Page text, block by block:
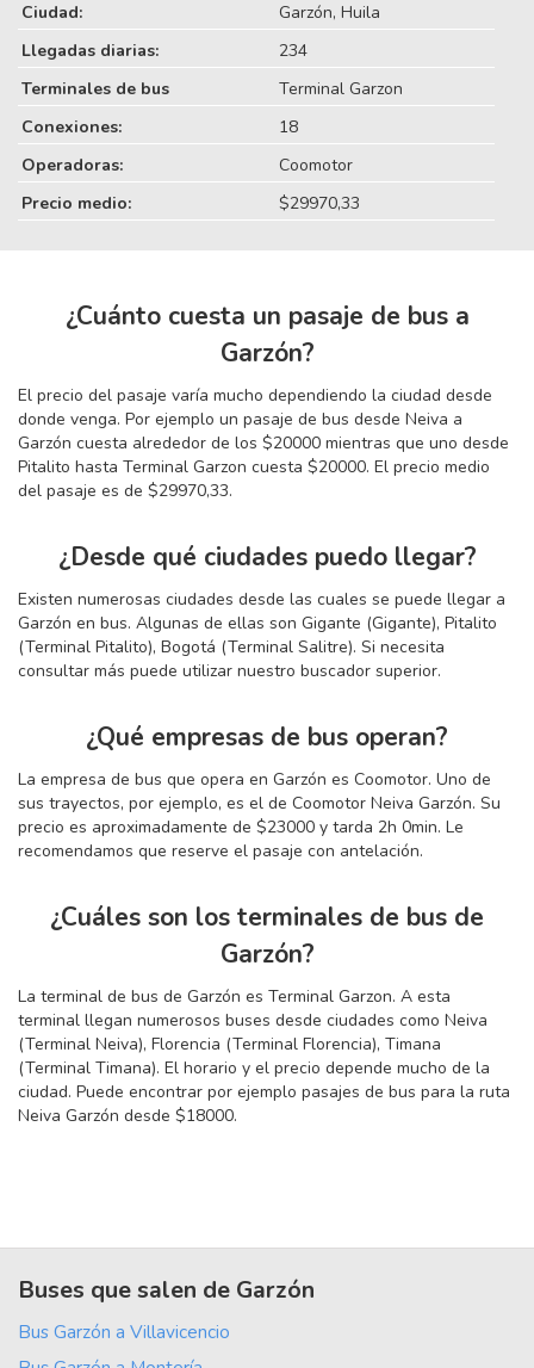
Ciudad:
Garzón, Huila
Llegadas diarias:
234
Terminales de bus
Terminal Garzon
Conexiones:
18
Operadoras:
Coomotor
Precio medio:
$29970,33
¿Cuánto cuesta un pasaje de bus a
Garzón?
El precio del pasaje varía mucho dependiendo la ciudad desde
donde venga. Por ejemplo un pasaje de bus desde Neiva a
Garzón cuesta alrededor de los $20000 mientras que uno desde
Pitalito hasta Terminal Garzon cuesta $20000. El precio medio
del pasaje es de $29970,33.
¿Desde qué ciudades puedo llegar?
Existen numerosas ciudades desde las cuales se puede llegar a
Garzón en bus. Algunas de ellas son Gigante (Gigante), Pitalito
(Terminal Pitalito), Bogotá (Terminal Salitre). Si necesita
consultar más puede utilizar nuestro buscador superior.
¿Qué empresas de bus operan?
La empresa de bus que opera en Garzón es Coomotor. Uno de
sus trayectos, por ejemplo, es el de Coomotor Neiva Garzón. Su
precio es aproximadamente de $23000 y tarda 2h 0min. Le
recomendamos que reserve el pasaje con antelación.
¿Cuáles son los terminales de bus de
Garzón?
La terminal de bus de Garzón es Terminal Garzon. A esta
terminal llegan numerosos buses desde ciudades como Neiva
(Terminal Neiva), Florencia (Terminal Florencia), Timana
(Terminal Timana). El horario y el precio depende mucho de la
ciudad. Puede encontrar por ejemplo pasajes de bus para la ruta
Neiva Garzón desde $18000.
Buses que salen de Garzón
Bus Garzón a Villavicencio